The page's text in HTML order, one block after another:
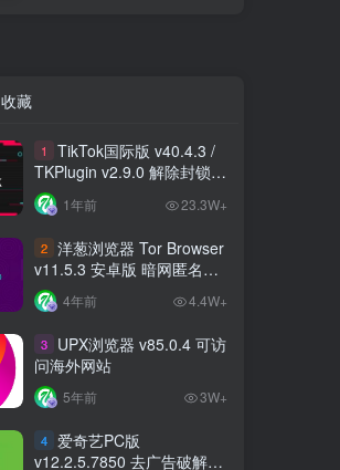
收藏
1
TikTok国际版 v40.4.3 /
TKPlugin v2.9.0 解除封锁/
中文破解版 支持选国区
1年前 23.3W+
2 洋葱浏览器 Tor Browser
v11.5.3 安卓版 暗网匿名浏
览器
4年前 4.4W+
3
UPX浏览器 v85.0.4 可访
问海外网站
5年前 3W+
4
爱奇艺PC版
v12.2.5.7850 去广告破解版